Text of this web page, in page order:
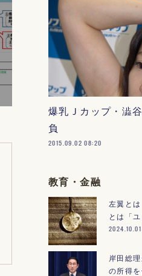
爆乳Ｊカップ・澁
負
2015.09.02 08:20
教育・金融
左翼と
とは「
岸田総
の所得